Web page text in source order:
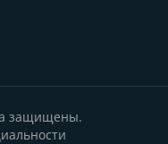
защищены.